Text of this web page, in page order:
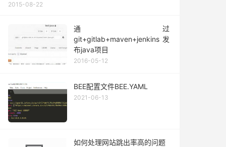
2015-08-22
通过
git+gitlab+maven+jenkins发
布java项目
2016-05-12
BEE配置文件BEE.YAML
2021-06-13
如何处理网站跳出率高的问题